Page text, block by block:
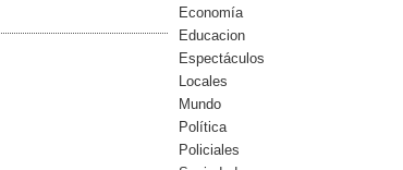
Economía
Educacion
Espectáculos
Locales
Mundo
Política
Policiales